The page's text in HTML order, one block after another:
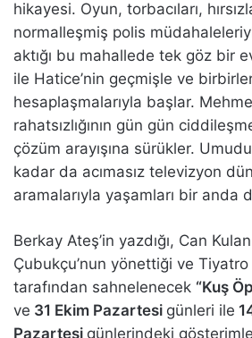
hikayesi. Oyun, torbacıları,
normalleşmiş polis
aktığı bu mahallede tek göz bir
ile Hatice’nin geçmişle ve
hesaplaşmalarıyla başlar.
rahatsızlığının gün gün
çözüm arayışına sürükler. Umudu
kadar da acımasız televizyon
aramalarıyla yaşamları bir anda
Berkay Ateş’in yazdığı, Can
Çubukçu’nun yönettiği ve Tiyatro
tarafından sahnelenecek “Kuş
ve 31 Ekim Pazartesi günleri ile
Pazartesi günlerindeki